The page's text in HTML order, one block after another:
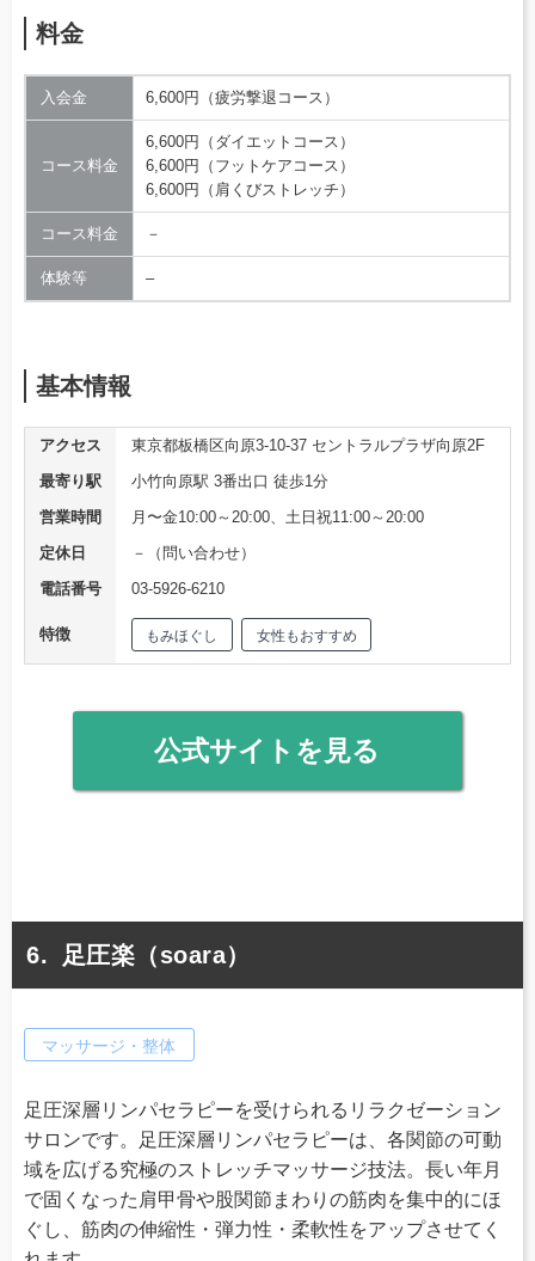
料金
入会金 6,600円（疲労撃退コース）
コース料金
6,600円（ダイエットコース）
6,600円（フットケアコース）
6,600円（肩くびストレッチ）
コース料金 －
体験等 –
基本情報
アクセス
東京都板橋区向原3-10-37 セントラルプラザ向原2F
最寄り駅
小竹向原駅 3番出口 徒歩1分
営業時間
月〜金10:00～20:00、土日祝11:00～20:00
定休日
－（問い合わせ）
電話番号
03-5926-6210
特徴 もみほぐし 女性もおすすめ
公式サイトを見る
足圧楽（soara）
マッサージ・整体
足圧深層リンパセラピーを受けられるリラクゼーション
サロンです。足圧深層リンパセラピーは、各関節の可動
域を広げる究極のストレッチマッサージ技法。長い年月
で固くなった肩甲骨や股関節まわりの筋肉を集中的にほ
ぐし、筋肉の伸縮性・弾力性・柔軟性をアップさせてく